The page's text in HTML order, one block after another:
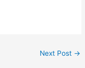
Next Post →